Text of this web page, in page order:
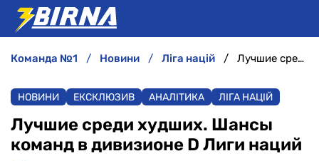
АНАЛІТИКА
ІНТЕРВ'Ю
команда №1 новини ліга націй Лучшие среди худших. Шансы команд в дивизионе D Лиги наций
НОВИНИ ЕКСКЛЮЗИВ АНАЛІТИКА ЛІГА НАЦІЙ
Лучшие среди худших. Шансы
команд в дивизионе D Лиги наций